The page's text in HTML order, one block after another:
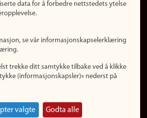
data for å forbedre nettstedets ytelse
se vår informasjonskapselerklæring
trekke ditt samtykke tilbake ved å klikke
(informasjonskapsler)» nederst på
valgte Godta alle